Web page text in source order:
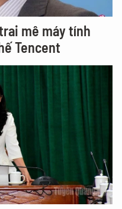
mê máy tính
Tencent